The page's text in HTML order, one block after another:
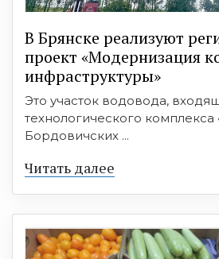
В Брянске реализуют
проект «Модернизация
инфраструктуры»
Это участок водовода,
технологического
Бордовичских ...
Читать далее